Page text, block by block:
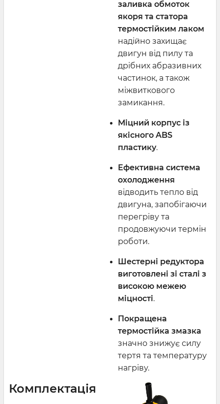
заливка обмоток
якоря та статора
термостійким лаком
надійно захищає
двигун від пилу та
дрібних абразивних
частинок, а також
міжвиткового
замикання.
Міцний корпус із
якісного ABS
пластику.
Ефективна система
охолодження
відводить тепло від
двигуна, запобігаючи
перегріву та
продовжуючи термін
роботи.
Шестерні редуктора
виготовлені зі сталі з
високою межею
міцності.
Покращена
термостійка змазка
значно знижує силу
тертя та температуру
нагріву.
Комплектація